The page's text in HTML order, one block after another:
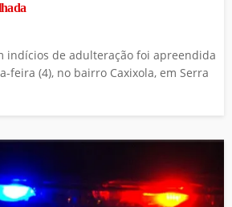
indícios de adulteração foi apreendida
feira (4), no bairro Caxixola, em Serra